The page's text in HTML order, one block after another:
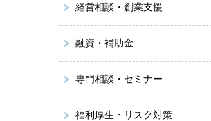
経営相談・創業支援
融資・補助金
専門相談・セミナー
福利厚生・リスク対策